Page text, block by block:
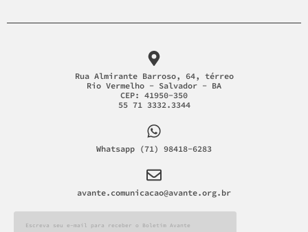
Rua Almirante Barroso, 64, térreo
Rio Vermelho - Salvador - BA
CEP: 41950-350
55 71 3332.3344
Whatsapp (71) 98418-6283
avante.comunicacao@avante.org.br